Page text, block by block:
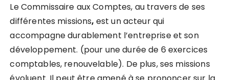
Le Commissaire aux Comptes, au travers de ses
différentes missions, est un acteur qui
accompagne durablement l’entreprise et son
développement. (pour une durée de 6 exercices
comptables, renouvelable). De plus, ses missions